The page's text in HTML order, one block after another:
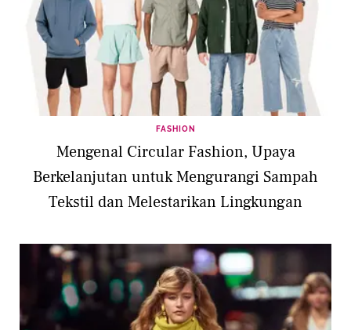
FASHION
Mengenal Circular Fashion, Upaya
Berkelanjutan untuk Mengurangi Sampah
Tekstil dan Melestarikan Lingkungan